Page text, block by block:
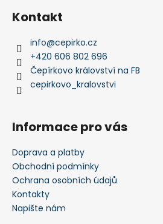
Kontakt
info@cepirko.cz
+420 606 802 696
Čepírkovo království na FB
cepirkovo_kralovstvi
Informace pro vás
Doprava a platby
Obchodní podmínky
Ochrana osobních údajů
Kontakty
Napište nám